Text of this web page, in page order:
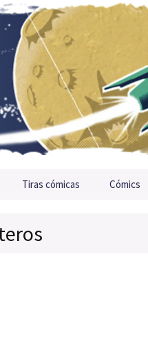
Tiras cómicas Cómics